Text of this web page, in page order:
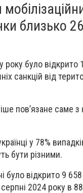
близько
року було відкрито
санкцій від
пов’язане саме
у 78%
бути різними.
було відкрито 9
2024 року в